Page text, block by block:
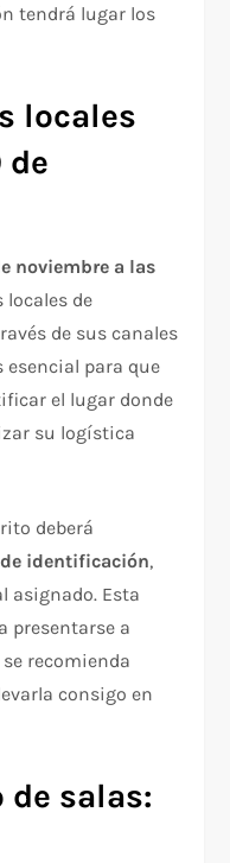
tendrá lugar los
locales
de
noviembre a las
locales de
de sus canales
para que
el lugar donde
su logística
deberá
identificación,
asignado. Esta
presentarse a
recomienda
consigo en
de salas: